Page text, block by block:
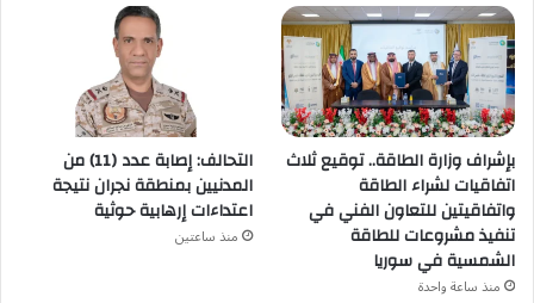
بإشراف وزارة الطاقة.. توقيع ثلاث
اتفاقيات لشراء الطاقة
واتفاقيتين للتعاون الفني في
تنفيذ مشروعات للطاقة
الشمسية في سوريا
منذ ساعة واحدة
التحالف: إصابة عدد (11) من
المدنيين بمنطقة نجران نتيجة
اعتداءات إرهابية حوثية
منذ ساعتين